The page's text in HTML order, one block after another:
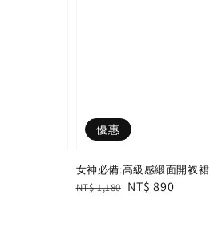
優惠
女神必備:高級感緞面開衩裙
Regular
NT$ 1,180 Sale
NT$ 890